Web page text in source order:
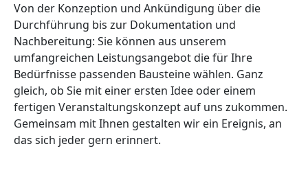
Von der Konzeption und Ankündigung über die
Durchführung bis zur Dokumentation und
Nachbereitung: Sie können aus unserem
umfangreichen Leistungsangebot die für Ihre
Bedürfnisse passenden Bausteine wählen. Ganz
gleich, ob Sie mit einer ersten Idee oder einem
fertigen Veranstaltungskonzept auf uns zukommen.
Gemeinsam mit Ihnen gestalten wir ein Ereignis, an
das sich jeder gern erinnert.